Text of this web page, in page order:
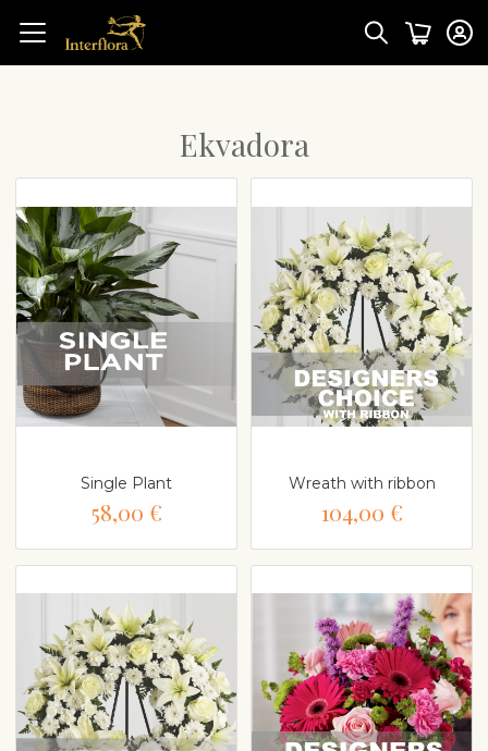
Ekvadora
Single Plant
58,00 €
Wreath with ribbon
104,00 €